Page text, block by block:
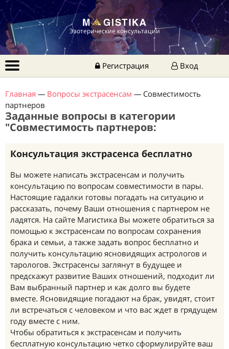
Эзотерические консультации
Регистрация Вход
Главная — Вопросы экстрасенсам — Совместимость
партнеров
Заданные вопросы в категории
"Совместимость партнеров:
Консультация экстрасенса бесплатно
Вы можете написать экстрасенсам и получить
консультацию по вопросам совместимости в пары.
Настоящие гадалки готовы погадать на ситуацию и
рассказать, почему Ваши отношения с партнером не
ладятся. На сайте Магистика Вы можете обратиться за
помощью к экстрасенсам по вопросам сохранения
брака и семьи, а также задать вопрос бесплатно и
получить консультацию ясновидящих астрологов и
тарологов. Экстрасенсы заглянут в будущее и
предскажут развитие Ваших отношений, подходит ли
Вам выбранный партнер и как долго вы будете
вместе. Ясновидящие погадают на брак, увидят, стоит
ли встречаться с человеком и что вас ждет в грядущем
году вместе с ним.
Чтобы обратиться к экстрасенсам и получить
бесплатную консультацию четко сформулируйте ваш